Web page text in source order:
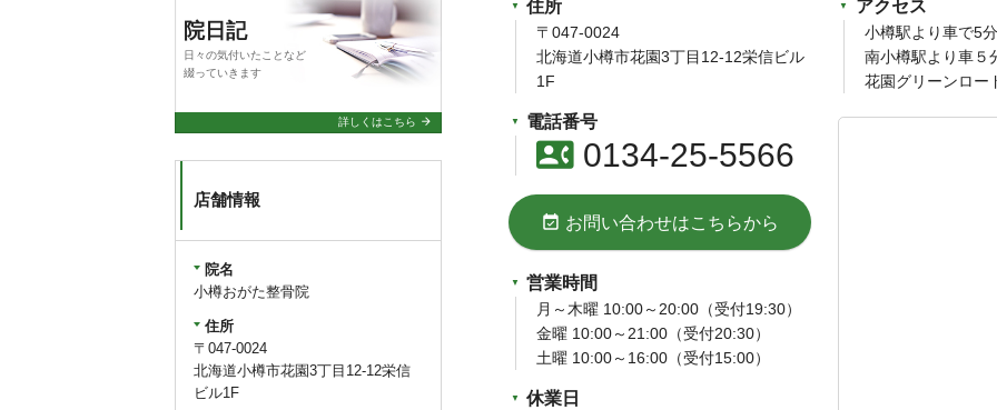
住所
〒047-0024
北海道小樽市花園3丁目12-12栄信ビル
1F
電話番号
contact_phone0134-25-5566
event_available お問い合わせはこちらから
営業時間
月～木曜 10:00～20:00（受付19:30）
金曜 10:00～21:00（受付20:30）
土曜 10:00～16:00（受付15:00）
休業日
アクセス
小樽駅より車で5分
南小樽駅より車５
花園グリーンロー
院日記
日々の気付いたことなど
綴っていきます
詳しくはこちら arrow_forward
店舗情報
院名
小樽おがた整骨院
住所
〒047-0024
北海道小樽市花園3丁目12-12栄信
ビル1F